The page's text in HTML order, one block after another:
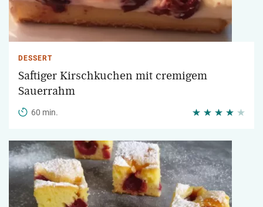
DESSERT
Saftiger Kirschkuchen mit cremigem
Sauerrahm
60 min.